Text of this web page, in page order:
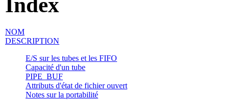
Index
NOM
DESCRIPTION
E/S sur les tubes et les FIFO
Capacité d'un tube
PIPE_BUF
Attributs d'état de fichier ouvert
Notes sur la portabilité